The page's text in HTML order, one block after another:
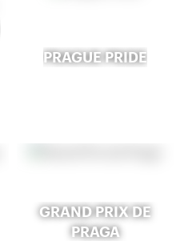
PRAGUE PRIDE
GRAND PRIX DE
PRAGA